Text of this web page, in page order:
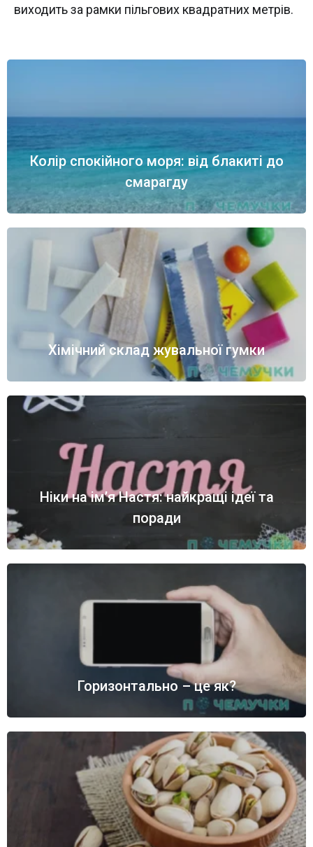
виходить за рамки пільгових квадратних метрів.
Колір спокійного моря: від блакиті до
смарагду
Хімічний склад жувальної гумки
Ніки на ім’я Настя: найкращі ідеї та
поради
Горизонтально – це як?